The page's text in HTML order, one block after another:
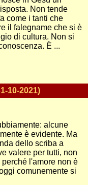
Non tende
come i tanti che
il falegname che si è
di cultura. Non si
È ...
10-2021)
alcune
è evidente. Ma
dello scriba a
valere per tutti, non
l'amore non è
comunemente si